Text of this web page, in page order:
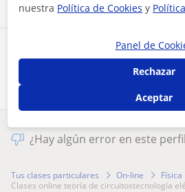
Comparte a este profesor
¿Hay algún error en este
Tus clases particulares On-line
Física
clases online teoría de circuitostecnología
nuestra Política de Cookies y
Panel de
Rechazar
Aceptar